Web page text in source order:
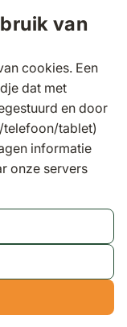
van
cookies. Een
dat met
en door
tablet)
informatie
onze servers
tuintafel 190 x
x 95 cm